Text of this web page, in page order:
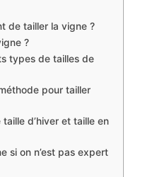
de tailler la vigne ?
?
types de tailles de
pour tailler
d’hiver et taille en
si on n’est pas expert